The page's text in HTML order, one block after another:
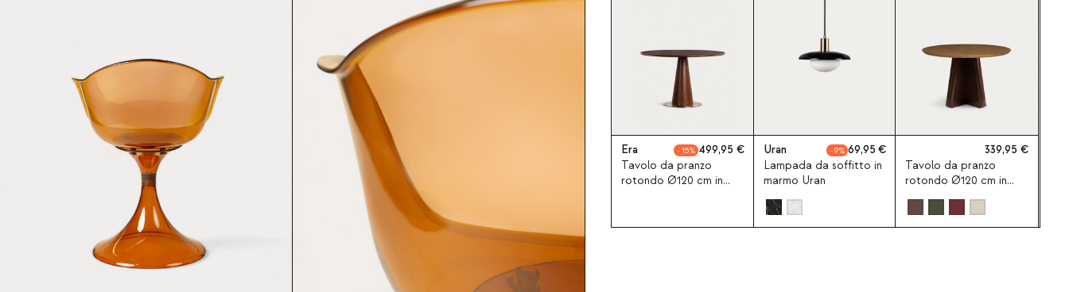
Era 15
499,95
Tavolo da pranzo
rotondo Ø120 cm in
Uran 9
69,95
Lampada da soffitto in
marmo Uran
339,95
Tavolo da pranzo
rotondo Ø120 cm in
legno Roxenna